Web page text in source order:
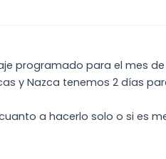
programado para el mes
y Nazca tenemos 2 días
a hacerlo solo o si es